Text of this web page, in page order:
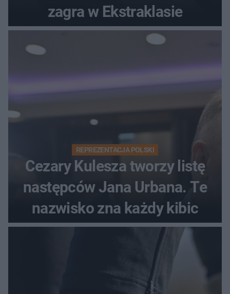
zagra w Ekstraklasie
REPREZENTACJA POLSKI
Cezary Kulesza tworzy listę
następców Jana Urbana. Te
nazwisko zna każdy kibic